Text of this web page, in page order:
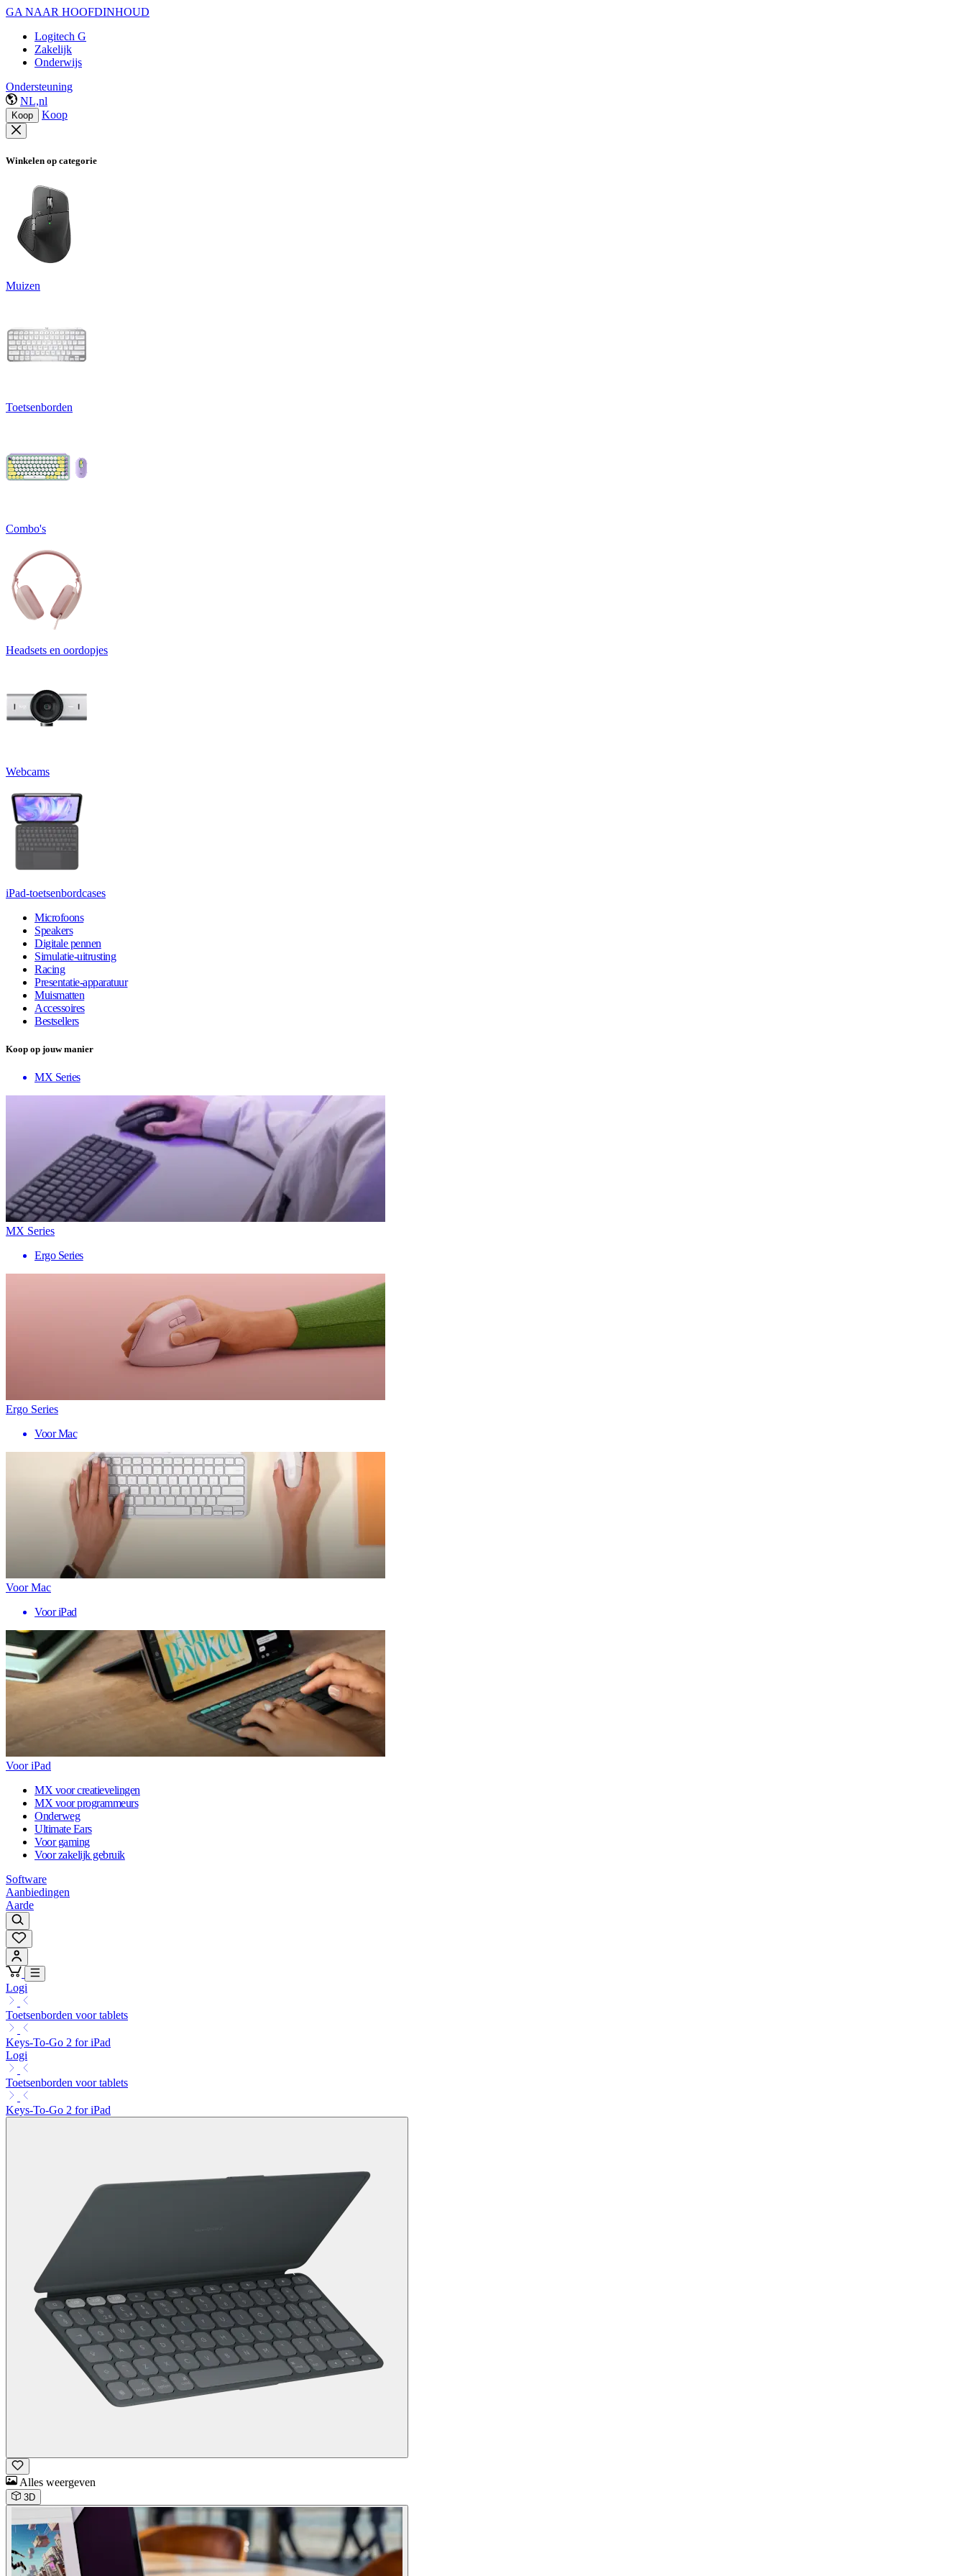
GA NAAR HOOFDINHOUD
Logitech G
Zakelijk
Onderwijs
Ondersteuning
NL,nl
Koop Koop
Winkelen op categorie
Muizen
Toetsenborden
Combo's
Headsets en oordopjes
Webcams
iPad-toetsenbordcases
Microfoons
Speakers
Digitale pennen
Simulatie-uitrusting
Racing
Presentatie-apparatuur
Muismatten
Accessoires
Bestsellers
Koop op jouw manier
MX Series
MX Series
Ergo Series
Ergo Series
Voor Mac
Voor Mac
Voor iPad
Voor iPad
MX voor creatievelingen
MX voor programmeurs
Onderweg
Ultimate Ears
Voor gaming
Voor zakelijk gebruik
Software
Aanbiedingen
Aarde
Logi
Toetsenborden voor tablets
Keys-To-Go 2 for iPad
Logi
Toetsenborden voor tablets
Keys-To-Go 2 for iPad
Alles weergeven
3D